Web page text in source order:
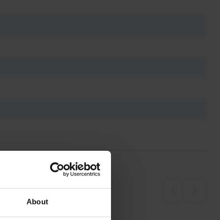
About